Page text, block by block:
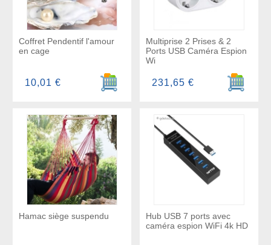
Coffret Pendentif l'amour
en cage
Ajouter au panier
10,01 €
Multiprise 2 Prises & 2
Ports USB Caméra Espion
Wi
Ajouter
231,65 €
Hamac siège suspendu
Hub USB 7 ports avec
caméra espion WiFi 4k HD